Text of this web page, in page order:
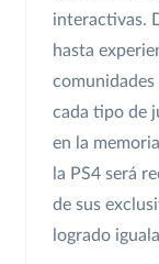
interactivas.
hasta
comunidades
cada tipo de
en la
la PS4 será
de sus
logrado